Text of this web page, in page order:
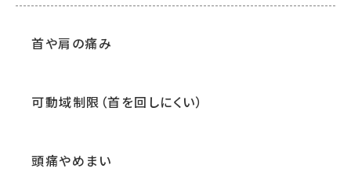
首や肩の痛み
可動域制限（首を回しにくい）
頭痛やめまい